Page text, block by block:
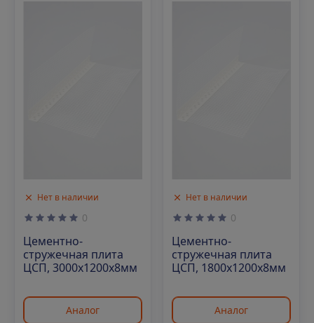
Нет в наличии
0
Цементно-
стружечная плита
ЦСП, 3000х1200х8мм
Аналог
Нет в наличии
0
Цементно-
стружечная плита
ЦСП, 1800х1200х8мм
Аналог